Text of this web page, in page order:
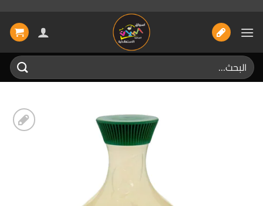
البحث
عن: